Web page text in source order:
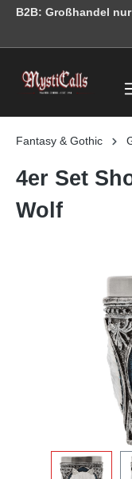
springen
B2B: Großhandel
Fantasy & Gothic
4er Set
Wolf
Bildergalerie